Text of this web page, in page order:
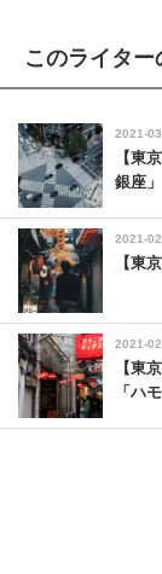
このライター
2021-
【東
銀座」
2021-
【東
2021-
【東
「ハ